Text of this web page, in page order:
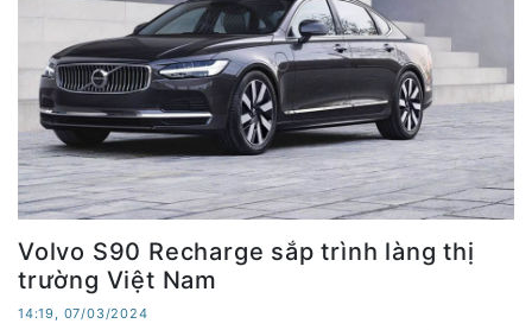
Volvo S90 Recharge sắp trình làng thị
trường Việt Nam
14:19, 07/03/2024